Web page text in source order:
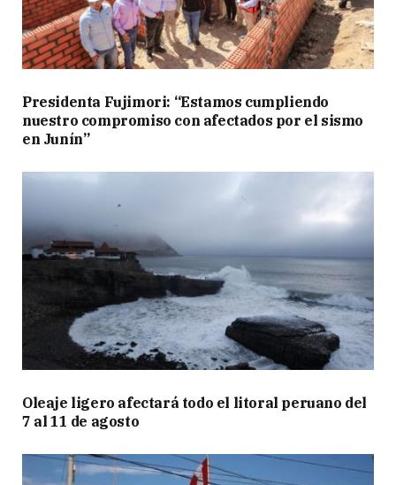
Presidenta Fujimori: “Estamos cumpliendo
nuestro compromiso con afectados por el sismo
en Junín”
Oleaje ligero afectará todo el litoral peruano del
7 al 11 de agosto